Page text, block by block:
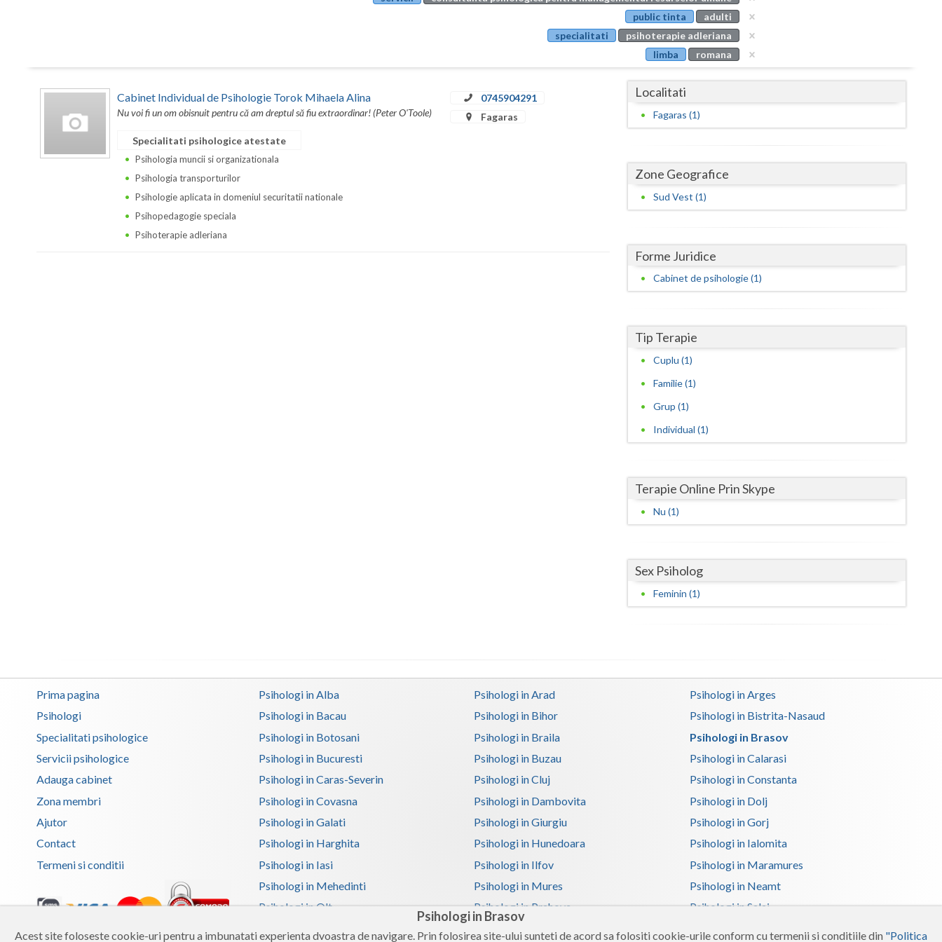
Psihologi in Brasov
Acest site foloseste cookie-uri pentru a imbunatati experienta dvoastra de navigare. Prin folosirea site-ului sunteti de acord sa folositi cookie-urile conform cu termenii si conditiile din "Politica
Buzau
Calarasi
Caras-Severin
Gorj
Mehedinti
Sibiu
Suceava
Teleorman
Timis
Valcea
Vaslui
public tinta
adulti
specialitati
psihoterapie adleriana
limba
romana
Cabinet Individual de Psihologie Torok Mihaela Alina
Nu voi fi un om obisnuit pentru că am dreptul să fiu extraordinar! (Peter O'Toole)
0745904291
Fagaras
Specialitati psihologice atestate
Psihologia muncii si organizationala
Psihologia transporturilor
Psihologie aplicata in domeniul securitatii nationale
Psihopedagogie speciala
Psihoterapie adleriana
Localitati
Fagaras (1)
Zone Geografice
Sud Vest (1)
Forme Juridice
Cabinet de psihologie (1)
Tip Terapie
Cuplu (1)
Familie (1)
Grup (1)
Individual (1)
Terapie Online Prin Skype
Nu (1)
Sex Psiholog
Feminin (1)
Prima pagina
Psihologi
Specialitati psihologice
Servicii psihologice
Adauga cabinet
Zona membri
Ajutor
Contact
Termeni si conditii
Copyright 2026 Reframing SRL
Psihologi in Alba Psihologi in Arad
Psihologi in Arges
Psihologi in Bacau
Psihologi in Bihor
Psihologi in Bistrita-Nasaud
Psihologi in Botosani
Psihologi in Braila
Psihologi in Brasov
Psihologi in Bucuresti
Psihologi in Buzau
Psihologi in Calarasi
Psihologi in Caras-Severin
Psihologi in Cluj
Psihologi in Constanta
Psihologi in Covasna
Psihologi in Dambovita
Psihologi in Dolj
Psihologi in Galati
Psihologi in Giurgiu
Psihologi in Gorj
Psihologi in Harghita
Psihologi in Hunedoara
Psihologi in Ialomita
Psihologi in Iasi
Psihologi in Ilfov
Psihologi in Maramures
Psihologi in Mehedinti
Psihologi in Mures
Psihologi in Neamt
Psihologi in Olt
Psihologi in Prahova
Psihologi in Salaj